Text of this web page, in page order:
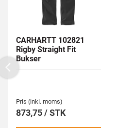
CARHARTT 102821
Rigby Straight Fit
Bukser
Pris (inkl. moms)
873,75 / STK
Previous